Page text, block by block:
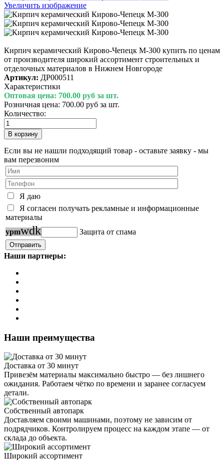
Увеличить изображение
Кирпич керамический Кирово-Чепецк М-300 купить по ценам
от производителя широкий ассортимент строительных и
отделочных материалов в Нижнем Новгороде
Артикул: ДР000511
Характеристики
Оптовая цена: 700.00 руб за шт.
Розничная цена: 700.00 руб за шт.
Количество:
Если вы не нашли подходящий товар - оставьте заявку - мы
вам перезвоним
Я даю
Я согласен получать рекламные и информационные
материалы
ypmwdk Защита от спама
Наши партнеры:
Наши преимущества
Доставка от 30 минут
Привезём материалы максимально быстро — без лишнего
ожидания. Работаем чётко по времени и заранее согласуем
детали.
Собственный автопарк
Доставляем своими машинами, поэтому не зависим от
подрядчиков. Контролируем процесс на каждом этапе — от
склада до объекта.
Широкий ассортимент